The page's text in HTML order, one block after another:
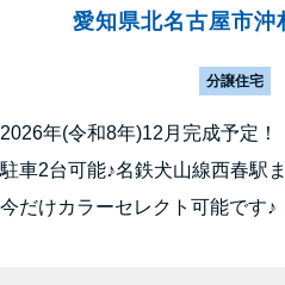
愛知県北名古屋市沖
分譲住宅
2026年(令和8年)12月完成予定！
駐車2台可能♪名鉄犬山線西春駅
今だけカラーセレクト可能です♪